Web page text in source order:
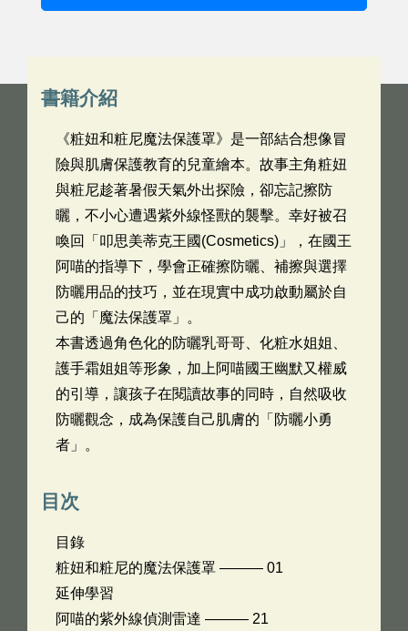
書籍介紹
《粧妞和粧尼魔法保護罩》是一部結合想像冒
險與肌膚保護教育的兒童繪本。故事主角粧妞
與粧尼趁著暑假天氣外出探險，卻忘記擦防
曬，不小心遭遇紫外線怪獸的襲擊。幸好被召
喚回「叩思美蒂克王國(Cosmetics)」，在國王
阿喵的指導下，學會正確擦防曬、補擦與選擇
防曬用品的技巧，並在現實中成功啟動屬於自
己的「魔法保護罩」。
本書透過角色化的防曬乳哥哥、化粧水姐姐、
護手霜姐姐等形象，加上阿喵國王幽默又權威
的引導，讓孩子在閱讀故事的同時，自然吸收
防曬觀念，成為保護自己肌膚的「防曬小勇
者」。
目次
目錄
粧妞和粧尼的魔法保護罩 ——— 01
延伸學習
阿喵的紫外線偵測雷達 ——— 21